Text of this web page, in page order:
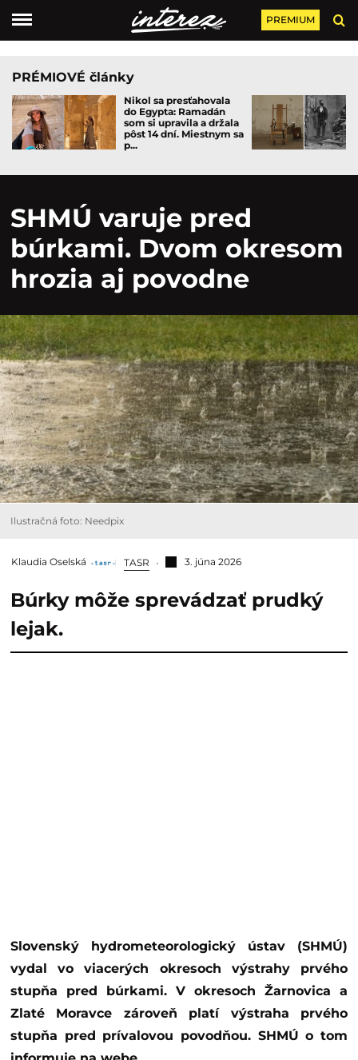
PREMIUM
PRÉMIOVÉ články
Nikol sa presťahovala
do Egypta: Ramadán
som si upravila a držala
pôst 14 dní. Miestnym sa
p...
SHMÚ varuje pred
búrkami. Dvom okresom
hrozia aj povodne
Ilustračná foto: Needpix
Klaudia Oselská TASR 3. júna 2026
Búrky môže sprevádzať prudký
lejak.
Slovenský hydrometeorologický ústav (SHMÚ)
vydal vo viacerých okresoch výstrahy prvého
stupňa pred búrkami. V okresoch Žarnovica a
Zlaté Moravce zároveň platí výstraha prvého
stupňa pred prívalovou povodňou. SHMÚ o tom